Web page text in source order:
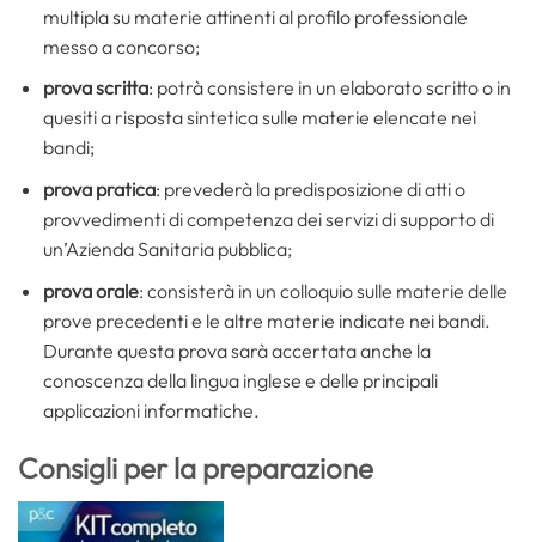
multipla su materie attinenti al profilo professionale
messo a concorso;
prova scritta: potrà consistere in un elaborato scritto o in
quesiti a risposta sintetica sulle materie elencate nei
bandi;
prova pratica: prevederà la predisposizione di atti o
provvedimenti di competenza dei servizi di supporto di
un’Azienda Sanitaria pubblica;
prova orale: consisterà in un colloquio sulle materie delle
prove precedenti e le altre materie indicate nei bandi.
Durante questa prova sarà accertata anche la
conoscenza della lingua inglese e delle principali
applicazioni informatiche.
Consigli per la preparazione